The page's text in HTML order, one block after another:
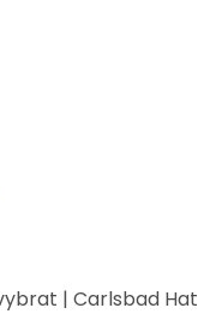
| Carlsbad Hat